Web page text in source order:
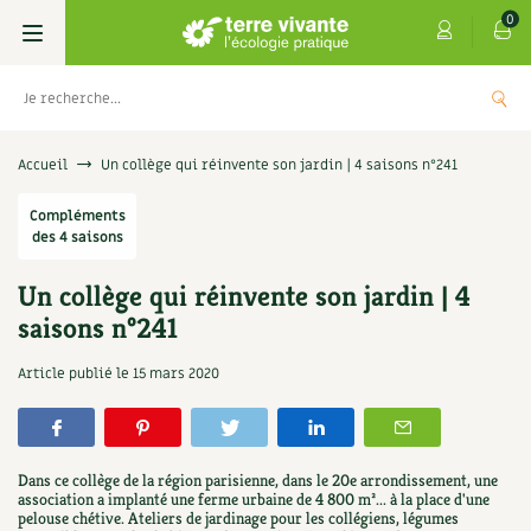
0
Livres
Permaculture, Jardin bio
Techniques de jardinage
Verger, arbres
Aménagement jardin
Les 4 saisons
Se réabonner
Offrir un abonnement
Les numéros
4 saisons
Graines, semences
Aromatiques
Florales
Cartes cadeau
Découvrir le Centre
Visiter en famille, entre amis
Jardin bio
Parole libre
Accueil Un collège qui réinvente son jardin | 4 saisons n°241
Compléments
des 4 saisons
Un collège qui réinvente son jardin | 4
saisons n°241
Article publié le 15 mars 2020
Dans ce collège de la région parisienne, dans le 20e arrondissement, une
association a implanté une ferme urbaine de 4 800 m²... à la place d'une
pelouse chétive. Ateliers de jardinage pour les collégiens, légumes
9,90